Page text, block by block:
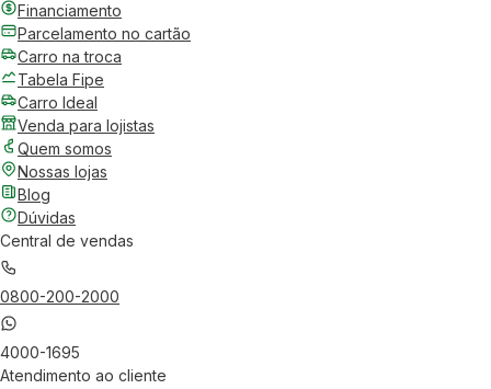
Financiamento
Parcelamento no cartão
Carro na troca
Tabela Fipe
Carro Ideal
Venda para lojistas
Quem somos
Nossas lojas
Blog
Dúvidas
Central de vendas
0800-200-2000
4000-1695
Atendimento ao cliente